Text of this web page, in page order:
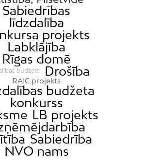
Sabiedrības
līdzdalība
projekts
Labklājība
Rīgas domē
budžets Drošība
RAIC projekts
budžeta
konkurss
LB projekts
Sabiedrība
NVO nams